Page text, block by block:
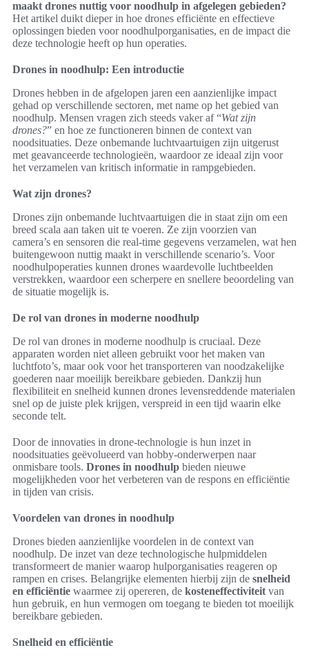
maakt drones nuttig voor noodhulp in afgelegen gebieden?
Het artikel duikt dieper in hoe drones efficiënte en effectieve
oplossingen bieden voor noodhulporganisaties, en de impact die
deze technologie heeft op hun operaties.
Drones in noodhulp: Een introductie
Drones hebben in de afgelopen jaren een aanzienlijke impact
gehad op verschillende sectoren, met name op het gebied van
noodhulp. Mensen vragen zich steeds vaker af “Wat zijn
drones?” en hoe ze functioneren binnen de context van
noodsituaties. Deze onbemande luchtvaartuigen zijn uitgerust
met geavanceerde technologieën, waardoor ze ideaal zijn voor
het verzamelen van kritisch informatie in rampgebieden.
Wat zijn drones?
Drones zijn onbemande luchtvaartuigen die in staat zijn om een
breed scala aan taken uit te voeren. Ze zijn voorzien van
camera’s en sensoren die real-time gegevens verzamelen, wat hen
buitengewoon nuttig maakt in verschillende scenario’s. Voor
noodhulpoperaties kunnen drones waardevolle luchtbeelden
verstrekken, waardoor een scherpere en snellere beoordeling van
de situatie mogelijk is.
De rol van drones in moderne noodhulp
De rol van drones in moderne noodhulp is cruciaal. Deze
apparaten worden niet alleen gebruikt voor het maken van
luchtfoto’s, maar ook voor het transporteren van noodzakelijke
goederen naar moeilijk bereikbare gebieden. Dankzij hun
flexibiliteit en snelheid kunnen drones levensreddende materialen
snel op de juiste plek krijgen, verspreid in een tijd waarin elke
seconde telt.
Door de innovaties in drone-technologie is hun inzet in
noodsituaties geëvolueerd van hobby-onderwerpen naar
onmisbare tools. Drones in noodhulp bieden nieuwe
mogelijkheden voor het verbeteren van de respons en efficiëntie
in tijden van crisis.
Voordelen van drones in noodhulp
Drones bieden aanzienlijke voordelen in de context van
noodhulp. De inzet van deze technologische hulpmiddelen
transformeert de manier waarop hulporganisaties reageren op
rampen en crises. Belangrijke elementen hierbij zijn de snelheid
en efficiëntie waarmee zij opereren, de kosteneffectiviteit van
hun gebruik, en hun vermogen om toegang te bieden tot moeilijk
bereikbare gebieden.
Snelheid en efficiëntie